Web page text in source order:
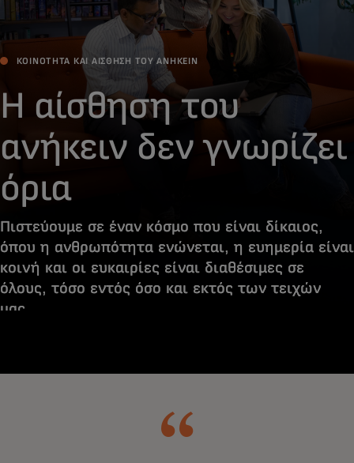
ΚΟΙΝΟΤΗΤΑ ΚΑΙ ΑΙΣΘΗΣΗ ΤΟΥ ΑΝΗΚΕΙΝ
Η αίσθηση του
ανήκειν δεν γνωρίζει
όρια
Πιστεύουμε σε έναν κόσμο που είναι δίκαιος,
όπου η ανθρωπότητα ενώνεται, η ευημερία είναι
κοινή και οι ευκαιρίες είναι διαθέσιμες σε
όλους, τόσο εντός όσο και εκτός των τειχών
μας.